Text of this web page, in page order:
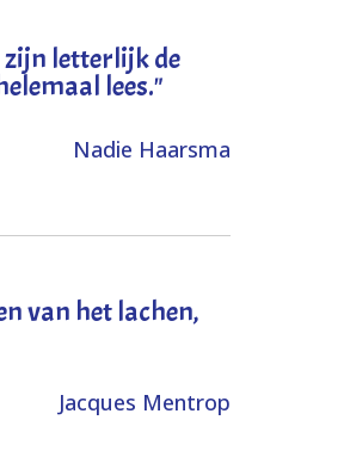
letterlijk de
lees."
Nadie Haarsma
van het lachen,
Jacques Mentrop